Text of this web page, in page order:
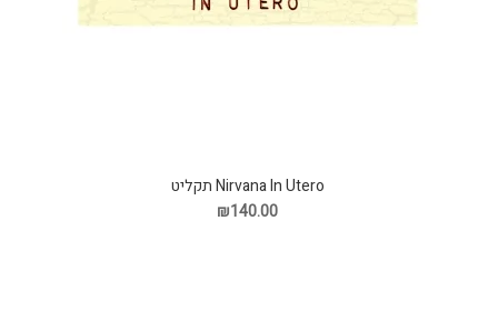
Nirvana In Utero תקליט
₪140.00